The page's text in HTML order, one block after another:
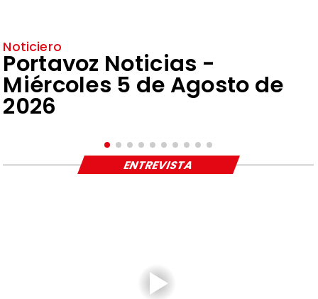
Noticiero
Portavoz Noticias -
Miércoles 5 de Agosto de
2026
ENTREVISTA